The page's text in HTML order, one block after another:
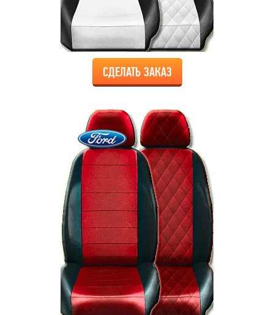
СДЕЛАТЬ ЗАКАЗ